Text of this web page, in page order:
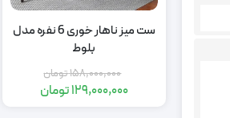
ست میز ناهار خوری 6 نفره مدل
بلوط
158,000,000تومان
129,000,000تومان